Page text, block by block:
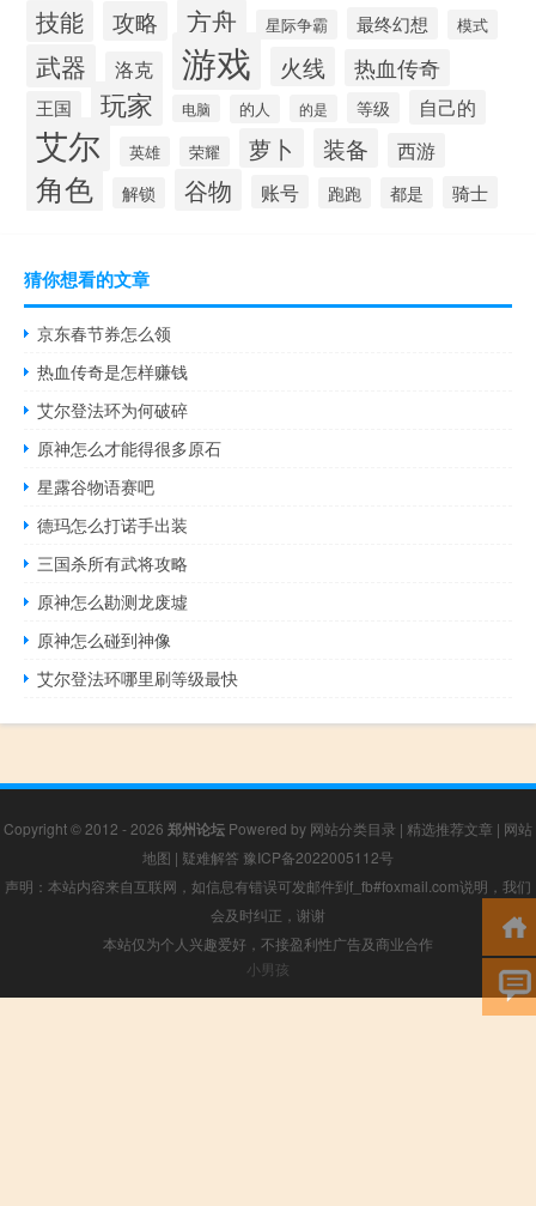
技能 攻略 方舟 星际争霸 最终幻想 模式
武器 洛克 游戏 火线 热血传奇
王国 玩家 电脑 的人 的是 等级 自己的
艾尔 英雄 荣耀 萝卜 装备 西游
角色 解锁 谷物 账号 跑跑 都是 骑士
猜你想看的文章
京东春节券怎么领
热血传奇是怎样赚钱
艾尔登法环为何破碎
原神怎么才能得很多原石
星露谷物语赛吧
德玛怎么打诺手出装
三国杀所有武将攻略
原神怎么勘测龙废墟
原神怎么碰到神像
艾尔登法环哪里刷等级最快
Copyright © 2012 - 2026 郑州论坛 Powered by 网站分类目录 | 精选推荐文章 | 网站
地图 | 疑难解答 豫ICP备2022005112号
声明：本站内容来自互联网，如信息有错误可发邮件到f_fb#foxmail.com说明，我们
会及时纠正，谢谢
本站仅为个人兴趣爱好，不接盈利性广告及商业合作
小男孩